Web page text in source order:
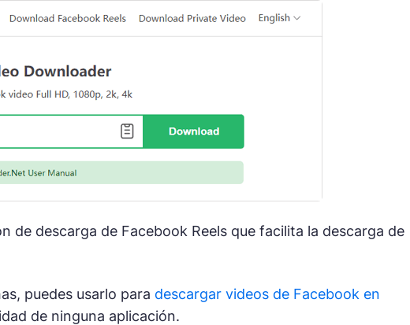
descarga de Facebook Reels que facilita la descarga de
puedes usarlo para descargar videos de Facebook en
de ninguna aplicación.